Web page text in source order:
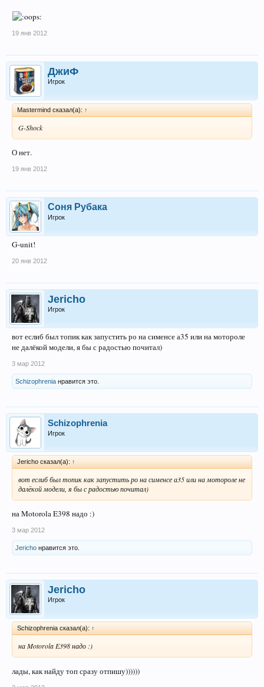
19 янв 2012
ДжиФ
Игрок
Mastermind сказал(а): ↑
G-Shock
О нет.
19 янв 2012
Соня Рубака
Игрок
G-unit!
20 янв 2012
Jеriсhо
Игрок
вот еслиб был топик как запустить ро на сименсе а35 или на мотороле
не далёкой модели, я бы с радостью почитал)
3 мар 2012
Schizophrenia нравится это.
Schizophrenia
Игрок
Jеriсhо сказал(а): ↑
вот еслиб был топик как запустить ро на сименсе а35 или на мотороле не
далёкой модели, я бы с радостью почитал)
на Motorola E398 надо :)
3 мар 2012
Jеriсhо нравится это.
Jеriсhо
Игрок
Schizophrenia сказал(а): ↑
на Motorola E398 надо :)
лады, как найду топ сразу отпишу))))))